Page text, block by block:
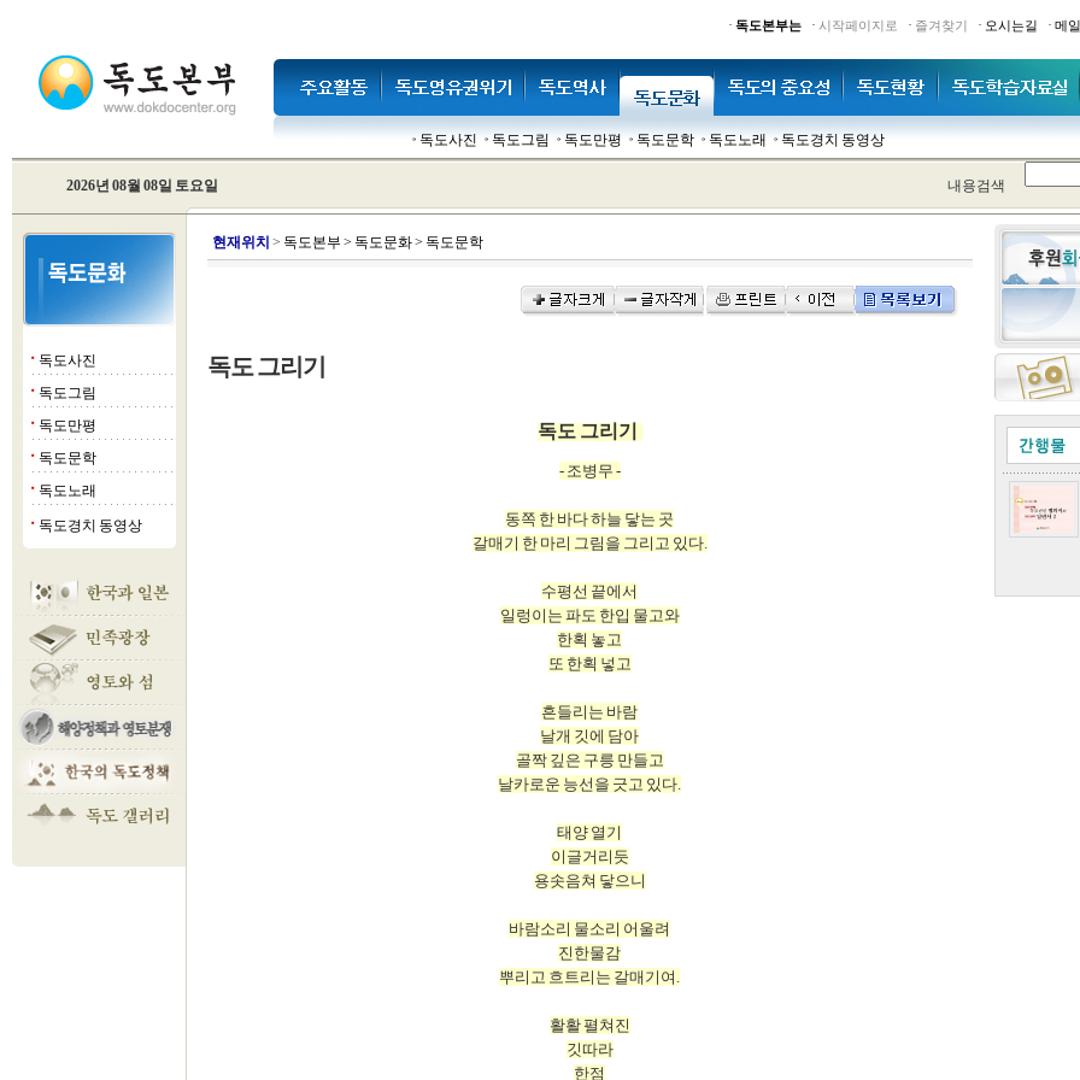
· 독도본부는 · 시작페이지로 · 즐겨찾기 · 오시는길 · 메
독도사진 독도그림 독도만평 독도문학 독도노래 독도경치 동영상
2026년 08월 08일 토요일 내용검색
■ 독도사진
■ 독도그림
■ 독도만평
■ 독도문학
■ 독도노래
■ 독도경치 동영상
현재위치 > 독도본부 > 독도문화> 독도문학
독도 그리기
독도 그리기
- 조병무 -
동쪽 한 바다 하늘 닿는 곳
갈매기 한 마리 그림을 그리고 있다.
수평선 끝에서
일렁이는 파도 한입 물고와
한획 놓고
또 한획 넣고
흔들리는 바람
날개 깃에 담아
골짝 깊은 구릉 만들고
날카로운 능선을 긋고 있다.
태양 열기
이글거리듯
용솟음쳐 닿으니
바람소리 물소리 어울려
진한물감
뿌리고 흐트리는 갈매기여.
활활 펼쳐진
깃따라
한점